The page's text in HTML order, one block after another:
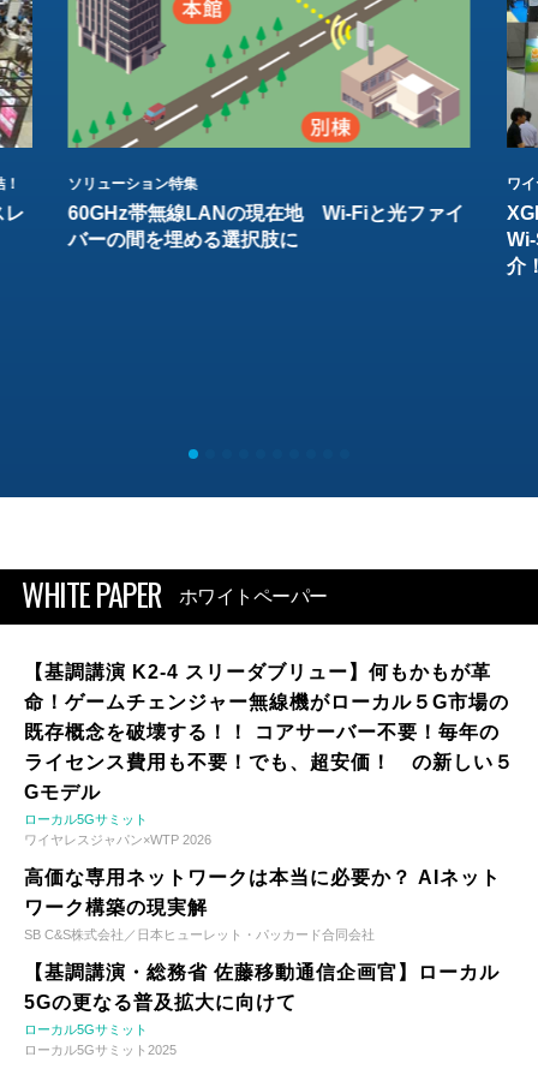
レ
ソリューション特集
60GHz帯無線LANの現在地 Wi-Fiと光ファイ
バーの間を埋める選択肢に
ワ
介
WHITE PAPER ホワイトペーパー
【基調講演 K2-4 スリーダブリュー】何もかもが革
命！ゲームチェンジャー無線機がローカル５G市場の
既存概念を破壊する！！ コアサーバー不要！毎年の
ライセンス費用も不要！でも、超安価！ の新しい５
Gモデル
ローカル5Gサミット
ワイヤレスジャパン×WTP 2026
高価な専用ネットワークは本当に必要か？ AIネット
ワーク構築の現実解
SB C&S株式会社／日本ヒューレット・パッカード合同会社
【基調講演・総務省 佐藤移動通信企画官】ローカル
5Gの更なる普及拡大に向けて
ローカル5Gサミット
ローカル5Gサミット2025